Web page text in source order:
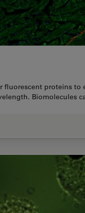
fluorescent proteins to
Biomolecules